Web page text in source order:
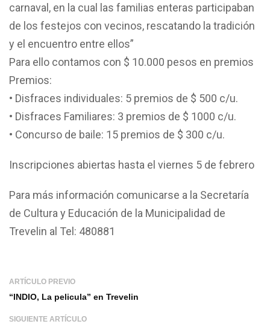
carnaval, en la cual las familias enteras participaban
de los festejos con vecinos, rescatando la tradición
y el encuentro entre ellos”
Para ello contamos con $ 10.000 pesos en premios
Premios:
• Disfraces individuales: 5 premios de $ 500 c/u.
• Disfraces Familiares: 3 premios de $ 1000 c/u.
• Concurso de baile: 15 premios de $ 300 c/u.
Inscripciones abiertas hasta el viernes 5 de febrero
Para más información comunicarse a la Secretaría
de Cultura y Educación de la Municipalidad de
Trevelin al Tel: 480881
ARTÍCULO PREVIO
“INDIO, La pelicula” en Trevelin
SIGUIENTE ARTÍCULO